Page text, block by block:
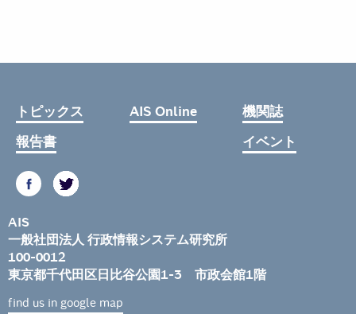
トピックス AIS Online
機関誌
報告書
イベント
AIS
一般社団法人 行政情報システム研究所
100-0012
東京都千代田区日比谷公園1-3 市政会館1階
find us in google map